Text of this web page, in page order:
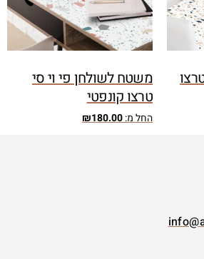
משטח לשולחן פי וי סי
טרצו קונפטי
החל מ: ₪180.00